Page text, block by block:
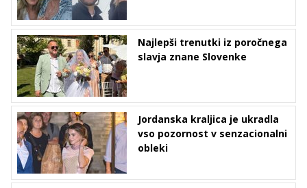
Najlepši trenutki iz poročnega
slavja znane Slovenke
Jordanska kraljica je ukradla
vso pozornost v senzacionalni
obleki